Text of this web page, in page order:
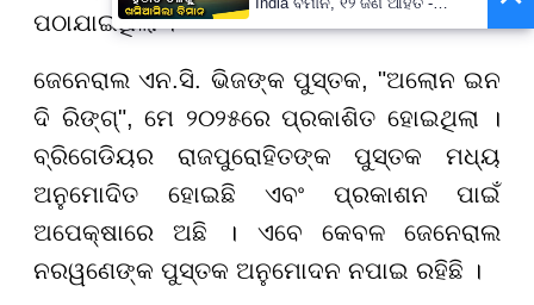
ପଠାଯାଇଥିଲା ।
ଜେନେରାଲ ଏନ.ସି. ଭିଜଙ୍କ ପୁସ୍ତକ, "ଅଲୋନ ଇନ
ଦି ରିଙ୍ଗ୍", ମେ ୨୦୨୫ରେ ପ୍ରକାଶିତ ହୋଇଥିଲା ।
ବ୍ରିଗେଡିୟର ରାଜପୁରୋହିତଙ୍କ ପୁସ୍ତକ ମଧ୍ୟ
ଅନୁମୋଦିତ ହୋଇଛି ଏବଂ ପ୍ରକାଶନ ପାଇଁ
ଅପେକ୍ଷାରେ ଅଛି । ଏବେ କେବଳ ଜେନେରାଲ
ନରୱଣେଙ୍କ ପୁସ୍ତକ ଅନୁମୋଦନ ନପାଇ ରହିଛି ।